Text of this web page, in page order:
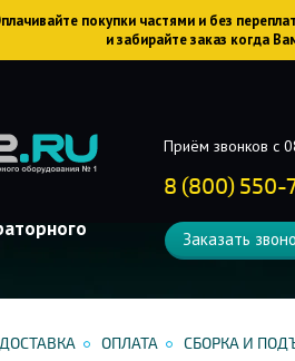
покупки частями и без
и забирайте заказ когда
Приём звонков с
8 (800) 550-
Заказать
ДОСТАВКА ОПЛАТА СБОРКА И